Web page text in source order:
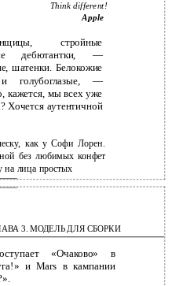
Think different!
Apple
стройные
дебютантки, —
шатенки. Белокожие
голубоглазые, —
кажется, мы всех уже
Хочется аутентичной
как у Софи Лорен.
без любимых конфет
на лица простых
3. МОДЕЛЬ ДЛЯ СБОРКИ
«Очаково» в
и Mars в кампании